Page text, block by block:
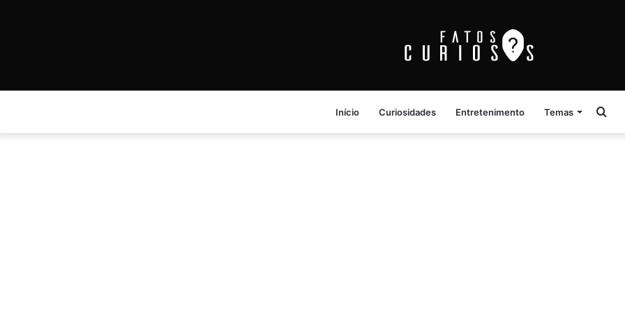
Início Curiosidades Entretenimento Temas